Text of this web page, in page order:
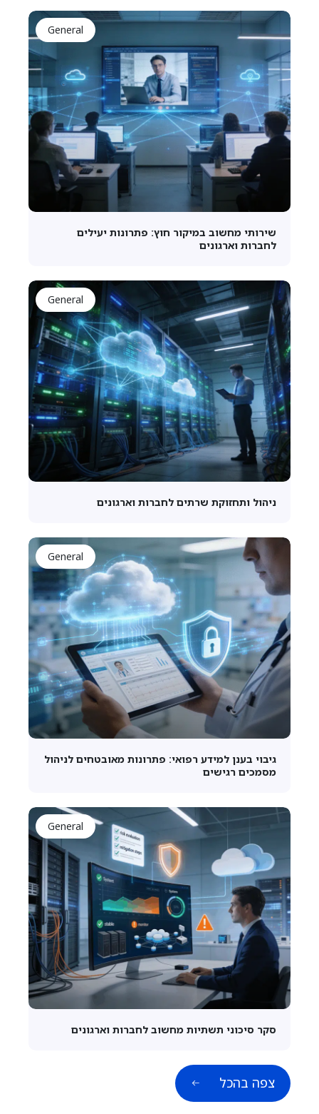
General
שירותי מחשוב במיקור חוץ: פתרונות יעילים
לחברות וארגונים
General
ניהול ותחזוקת שרתים לחברות וארגונים
General
גיבוי בענן למידע רפואי: פתרונות מאובטחים לניהול
מסמכים רגישים
General
סקר סיכוני תשתיות מחשוב לחברות וארגונים
צפה בהכל